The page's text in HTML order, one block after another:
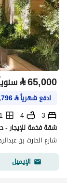
⃁65,000
ادفع شهرياً⃁
3
4
شقة فخمة للإيجار -
شارع الحارث بن
الإيميل